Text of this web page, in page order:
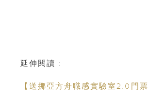
延伸閱讀 :
【送挪亞方舟職感實驗室2.0門